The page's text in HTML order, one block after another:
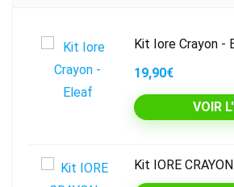
Kit Iore Crayon -
19,90€
VOIR
Kit IORE